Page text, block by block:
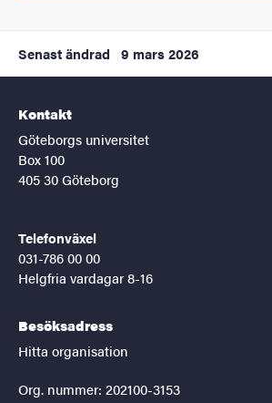
Senast ändrad 9 mars 2026
Kontakt
Göteborgs universitet
Box 100
405 30 Göteborg
Telefonväxel
031-786 00 00
Helgfria vardagar 8-16
Besöksadress
Hitta organisation
Org. nummer: 202100-3153